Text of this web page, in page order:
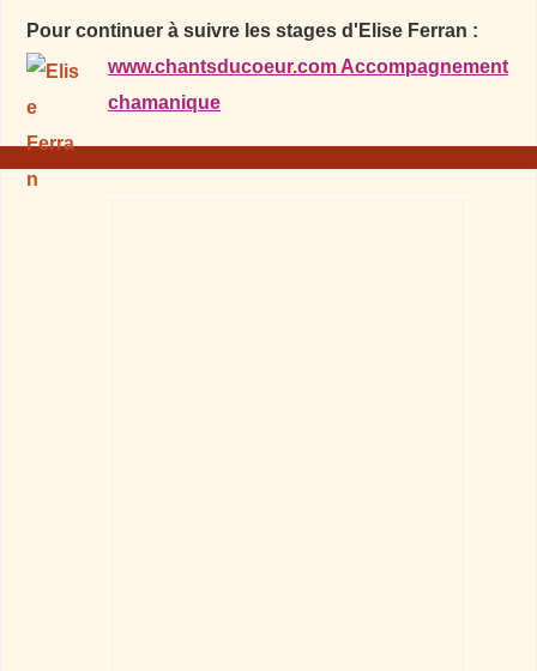
Pour continuer à suivre les stages d'Elise Ferran :
www.chantsducoeur.com Accompagnement
chamanique